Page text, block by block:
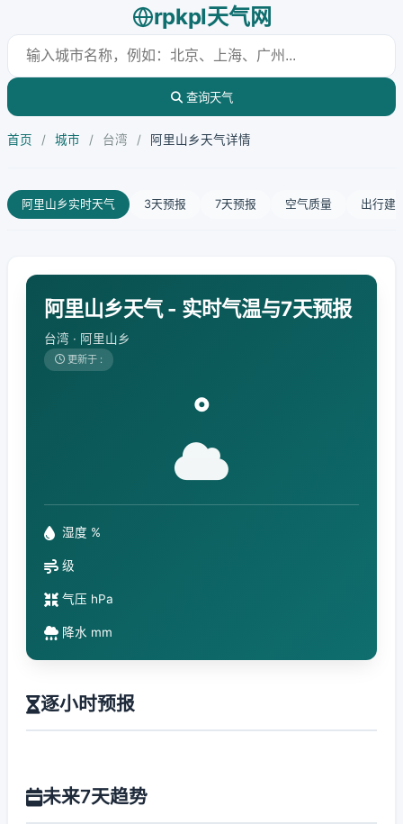
rpkpl天气网
查询天气
首页 / 城市 / 台湾 / 阿里山乡天气详情
阿里山乡实时天气 3天预报 7天预报 空气质量 出行建
阿里山乡天气 - 实时气温与7天预报
台湾 · 阿里山乡
更新于 :
°
湿度 %
级
气压 hPa
降水 mm
逐小时预报
未来7天趋势